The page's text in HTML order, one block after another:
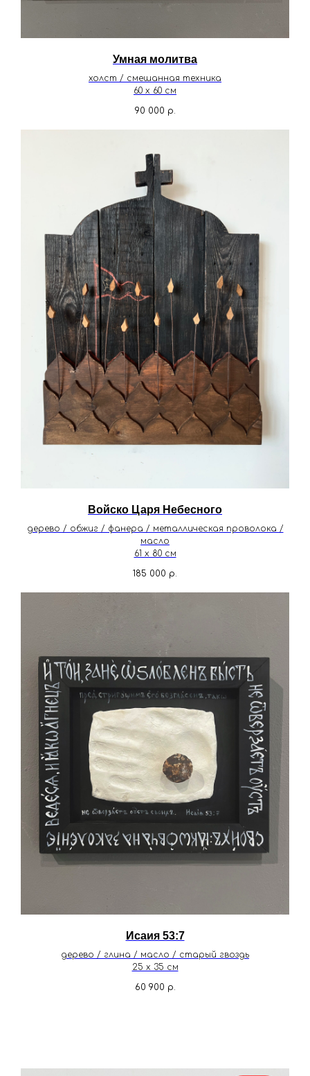
Умная молитва
холст / смешанная техника
60 х 60 см
90 000 р.
Войско Царя Небесного
дерево / обжиг / фанера / металлическая проволока /
масло
61 х 80 см
185 000 р.
Исаия 53:7
дерево / глина / масло / старый гвоздь
25 х 35 см
60 900 р.